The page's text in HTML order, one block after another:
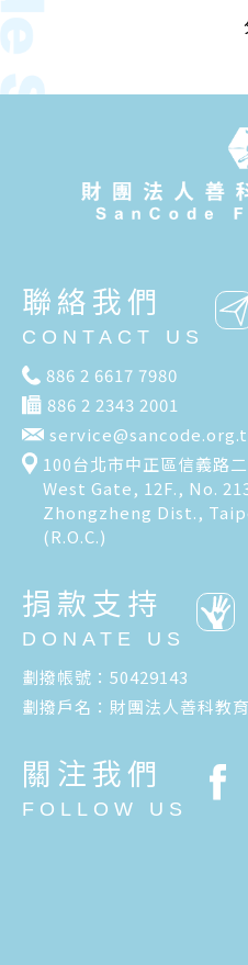
聯絡我們
CONTACT US
886 2 6617 7980
886 2 2343 2001
100台北市中正區信義路
West Gate, 12F., No.
Zhongzheng Dist.,
(R.O.C.)
捐款支持
DONATE US
劃撥帳號：50429143
劃撥戶名：財團法人善科教
關注我們
FOLLOW US